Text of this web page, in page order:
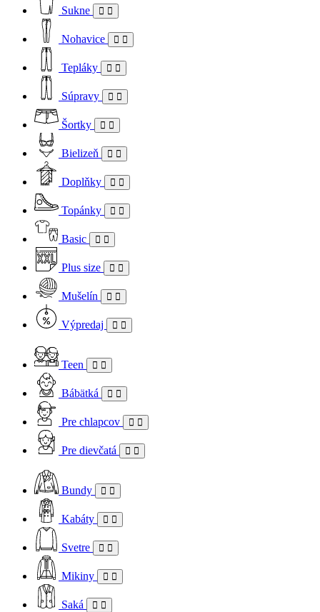
Sukne
Nohavice
Tepláky
Súpravy
Šortky
Bielizeň
Doplňky
Topánky
Basic
Plus size
Mušelín
Výpredaj
Teen
Bábätká
Pre chlapcov
Pre dievčatá
Bundy
Kabáty
Svetre
Mikiny
Saká